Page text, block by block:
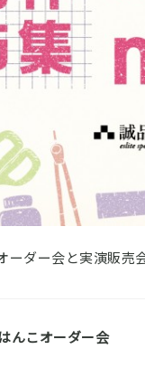
ダー会と実演販売会
んこオーダー会